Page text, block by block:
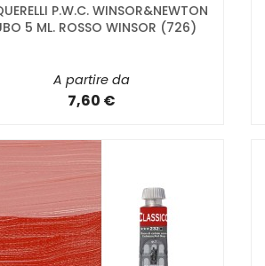
P.W.C. WINSOR&NEWTON
5 ML. ROSSO WINSOR (726)
A partire da
7,60 €